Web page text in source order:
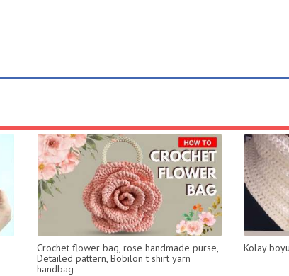
Crochet flower bag, rose handmade purse,
Detailed pattern, Bobilon t shirt yarn
handbag
Kolay